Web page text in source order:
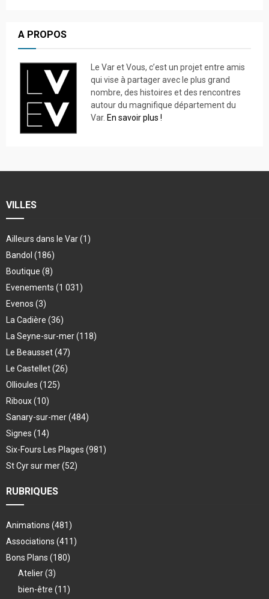
A PROPOS
Le Var et Vous, c’est un projet entre amis
qui vise à partager avec le plus grand
nombre, des histoires et des rencontres
autour du magnifique département du
Var. En savoir plus !
VILLES
Ailleurs dans le Var(1)
Bandol (186)
Boutique (8)
Evenements (1 031)
Evenos (3)
La Cadière (36)
La Seyne-sur-mer(118)
Le Beausset(47)
Le Castellet(26)
Ollioules (125)
Riboux(10)
Sanary-sur-mer(484)
Signes (14)
Six-Fours Les Plages (981)
St Cyr sur mer(52)
RUBRIQUES
Animations (481)
Associations (411)
Bons Plans (180)
Atelier(3)
bien-être (11)